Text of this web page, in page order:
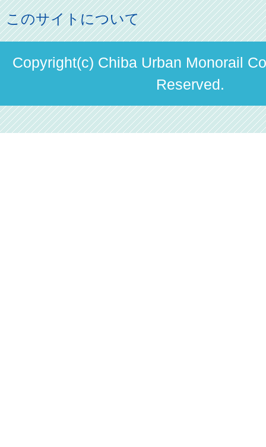
パスモのご案内
運送約款
ステーションギャラリー
駅構内出店者様募集
お問い合わせ先
社長ごあいさつ
安全報告書
このサイトについて
Copyright(c) Chiba Urban Monorail
Reserved.